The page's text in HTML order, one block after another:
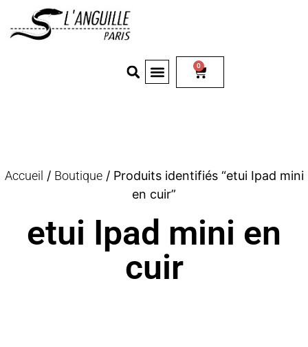
0
Accueil / Boutique/ Produits identifiés “etui Ipad mini
en cuir”
etui Ipad mini en
cuir